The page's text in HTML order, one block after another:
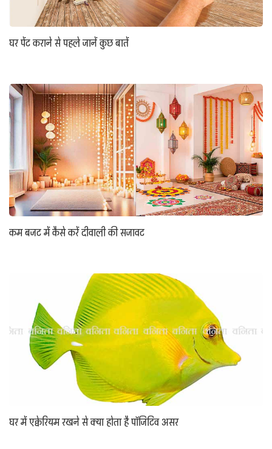
घर पेंट कराने से पहले जानें कुछ बातें
कम बजट में कैसे करें दीवाली की सजावट
घर में एक्वेरियम रखने से क्या होता है पॉजिटिव असर